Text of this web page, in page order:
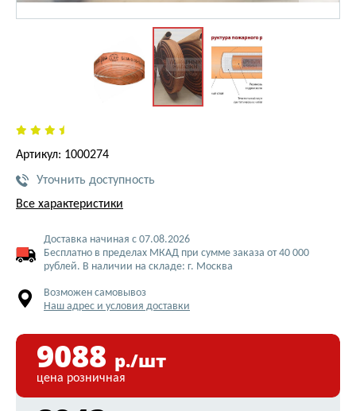
Артикул: 1000274
Уточнить доступность
Все характеристики
Доставка начиная с 07.08.2026
Бесплатно в пределах МКАД при сумме заказа от 40 000
рублей. В наличии на складе: г. Москва
Возможен самовывоз
Наш адрес и условия доставки
9088 р./шт
цена розничная